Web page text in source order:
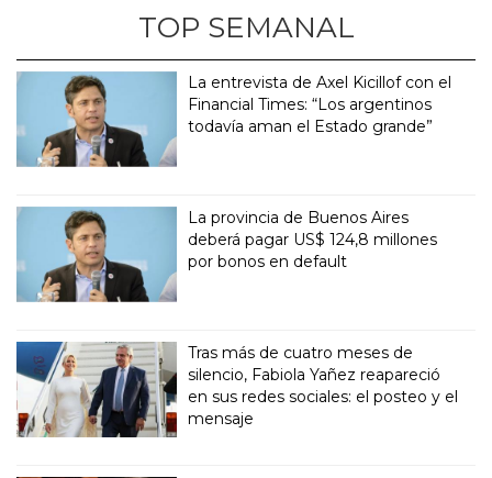
TOP SEMANAL
La entrevista de Axel Kicillof con el
Financial Times: “Los argentinos
todavía aman el Estado grande”
La provincia de Buenos Aires
deberá pagar US$ 124,8 millones
por bonos en default
Tras más de cuatro meses de
silencio, Fabiola Yañez reapareció
en sus redes sociales: el posteo y el
mensaje